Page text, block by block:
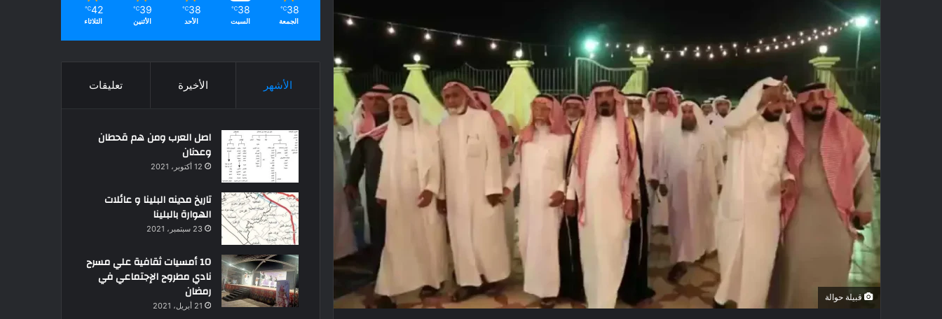
قبيلة حوالة
38
℃
الجمعة
38
℃
السبت
38
℃
الأحد
39
℃
الأثنين
42
℃
الثلاثاء
الأشهر الأخيرة تعليقات
اصل العرب ومن هم قحطان
وعدنان
12 أكتوبر، 2021
تاريخ مدينه البلينا و عائلات
الهوارة بالبلينا
23 سبتمبر، 2021
10 أمسيات ثقافية علي مسرح
نادي مطروح الإجتماعي في
رمضان
21 أبريل، 2021